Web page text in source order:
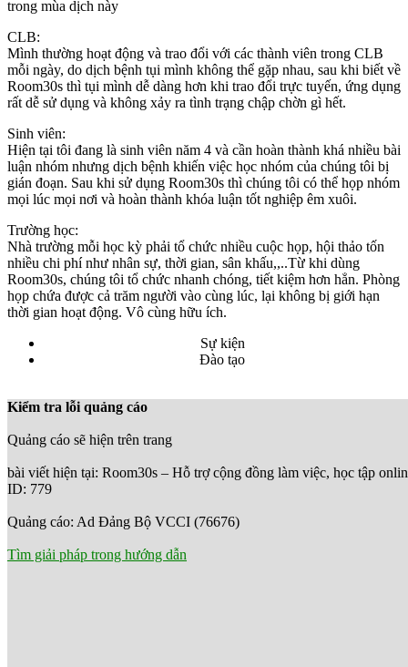
trong mùa dịch này
CLB:
Mình thường hoạt động và trao đổi với các thành viên trong CLB
mỗi ngày, do dịch bệnh tụi mình không thể gặp nhau, sau khi biết về
Room30s thì tụi mình dễ dàng hơn khi trao đổi trực tuyến, ứng dụng
rất dễ sử dụng và không xảy ra tình trạng chập chờn gì hết.
Sinh viên:
Hiện tại tôi đang là sinh viên năm 4 và cần hoàn thành khá nhiều bài
luận nhóm nhưng dịch bệnh khiến việc học nhóm của chúng tôi bị
gián đoạn. Sau khi sử dụng Room30s thì chúng tôi có thể họp nhóm
mọi lúc mọi nơi và hoàn thành khóa luận tốt nghiệp êm xuôi.
Trường học:
Nhà trường mỗi học kỳ phải tổ chức nhiều cuộc họp, hội thảo tốn
nhiều chi phí như nhân sự, thời gian, sân khấu,,..Từ khi dùng
Room30s, chúng tôi tổ chức nhanh chóng, tiết kiệm hơn hẳn. Phòng
họp chứa được cả trăm người vào cùng lúc, lại không bị giới hạn
thời gian hoạt động. Vô cùng hữu ích.
Sự kiện
Đào tạo
Kiểm tra lỗi quảng cáo
Quảng cáo sẽ hiện trên trang
bài viết hiện tại: Room30s – Hỗ trợ cộng đồng làm việc, học tập
ID: 779
Quảng cáo: Ad Đảng Bộ VCCI (76676)
Tìm giải pháp trong hướng dẫn